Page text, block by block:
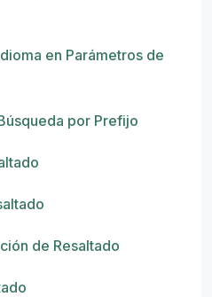
en Parámetros de
por Prefijo
de Resaltado